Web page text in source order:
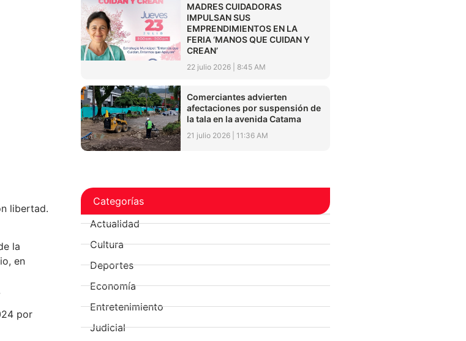
libertad.
la
en
por
MADRES CUIDADORAS
IMPULSAN SUS
EMPRENDIMIENTOS EN LA
FERIA ‘MANOS QUE CUIDAN Y
CREAN’
22 julio 2026 8:45 AM
Comerciantes advierten
afectaciones por suspensión de
la tala en la avenida Catama
21 julio 2026 11:36 AM
Categorías
Actualidad
Cultura
Deportes
Economía
Entretenimiento
Judicial